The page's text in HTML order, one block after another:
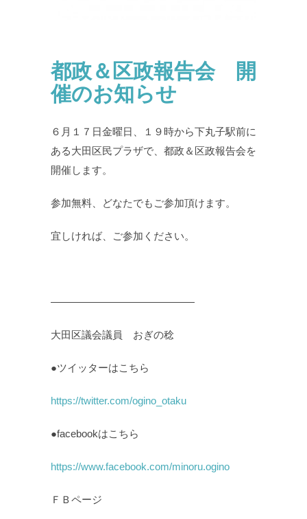
都政＆区政報告会 開
催のお知らせ
６月１７日金曜日、１９時から下丸子駅前に
ある大田区民プラザで、都政＆区政報告会を
開催します。
参加無料、どなたでもご参加頂けます。
宜しければ、ご参加ください。
——————————————
大田区議会議員 おぎの稔
●ツイッターはこちら
https://twitter.com/ogino_otaku
●facebookはこちら
https://www.facebook.com/minoru.ogino
ＦＢページ